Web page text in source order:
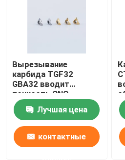
Вырезывание
карбида TGF32
GBA32 вводит
точность CNC
Вертикальн-
установленную
токарным станком
Лучшая цена
контактные